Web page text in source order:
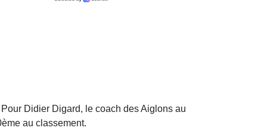
Didier Digard, le coach des Aiglons au
au classement.